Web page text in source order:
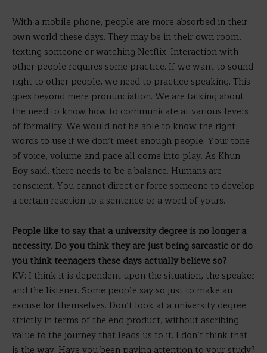
With a mobile phone, people are more absorbed in their
own world these days. They may be in their own room,
texting someone or watching Netflix. Interaction with
other people requires some practice. If we want to sound
right to other people, we need to practice speaking. This
goes beyond mere pronunciation. We are talking about
the need to know how to communicate at various levels
of formality. We would not be able to know the right
words to use if we don’t meet enough people. Your tone
of voice, volume and pace all come into play. As Khun
Boy said, there needs to be a balance. Humans are
conscient. You cannot direct or force someone to develop
a certain reaction to a sentence or a word of yours.
People like to say that a university degree is no longer a
necessity. Do you think they are just being sarcastic or do
you think teenagers these days actually believe so?
KV: I think it is dependent upon the situation, the speaker
and the listener. Some people say so just to make an
excuse for themselves. Don’t look at a university degree
strictly in terms of the end product, without ascribing
value to the journey that leads us to it. I don’t think that
is the way. Have you been paying attention to your study?